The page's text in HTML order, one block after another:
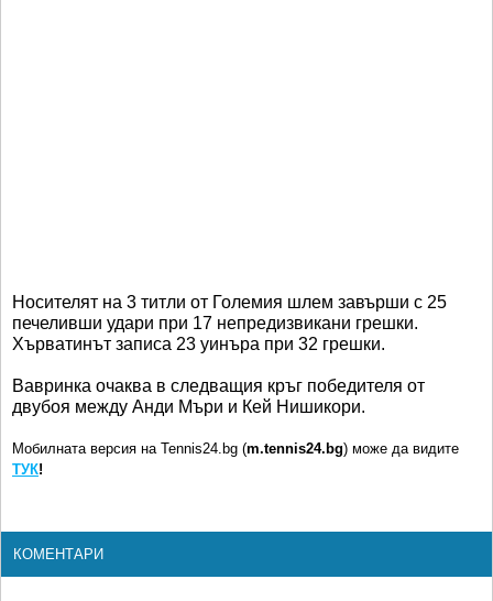
Носителят на 3 титли от Големия шлем завърши с 25
печеливши удари при 17 непредизвикани грешки.
Хърватинът записа 23 уинъра при 32 грешки.
Вавринка очаква в следващия кръг победителя от
двубоя между Анди Мъри и Кей Нишикори.
Мобилната версия на Tennis24.bg (m.tennis24.bg) може да видите
ТУК!
КОМЕНТАРИ